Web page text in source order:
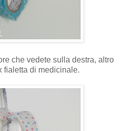
che vedete sulla destra, altro
fialetta di medicinale.